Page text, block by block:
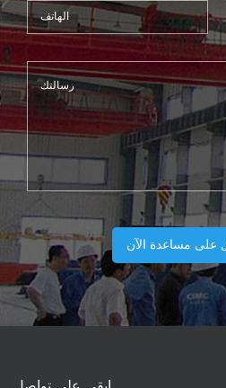
على مساعدة الآن